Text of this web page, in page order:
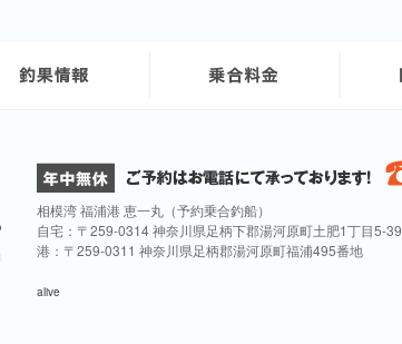
相模湾 福浦港 恵一丸（予約乗合釣船）
自宅：〒259-0314 神奈川県足柄下郡湯河原町土肥1丁目5-39
港：〒259-0311 神奈川県足柄郡湯河原町福浦495番地
alive